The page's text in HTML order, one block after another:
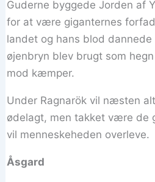
Guderne byggede Jorden af
for at være giganternes
landet og hans blod dannede
øjenbryn blev brugt som
mod kæmper.
Under Ragnarök vil næsten
ødelagt, men takket være de
vil menneskeheden overleve.
Åsgard